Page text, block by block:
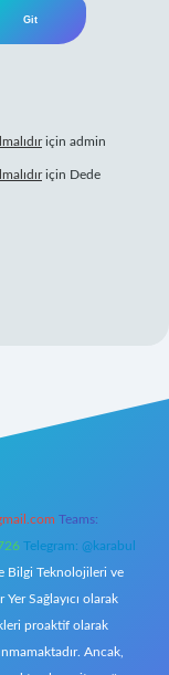
için admin
için Dede
Teams:
Telegram: @karabul
Bilgi Teknolojileri ve
Sağlayıcı olarak
proaktif olarak
Ancak,